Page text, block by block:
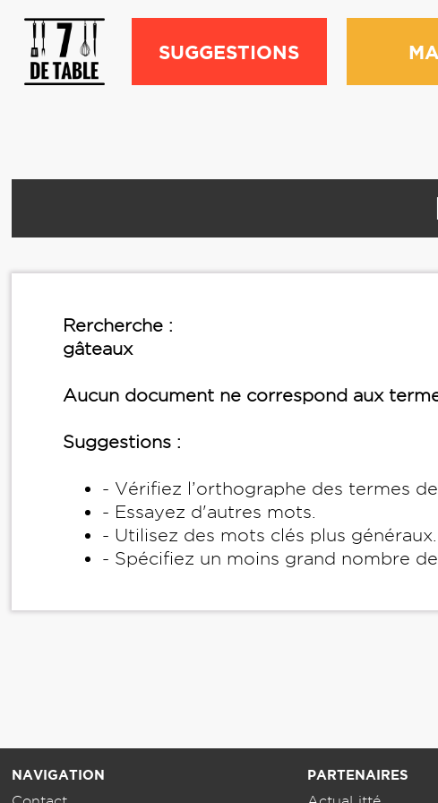
SUGGESTIONS
Rercherche :
gâteaux
Aucun document ne correspond aux
Suggestions :
- Vérifiez l’orthographe des termes
- Essayez d'autres mots.
- Utilisez des mots clés plus généraux.
- Spécifiez un moins grand nombre
NAVIGATION
PARTENAIRES